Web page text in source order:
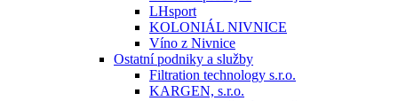
LHsport
KOLONIÁL NIVNICE
Víno z Nivnice
Ostatní podniky a služby
Filtration technology s.r.o.
KARGEN, s.r.o.